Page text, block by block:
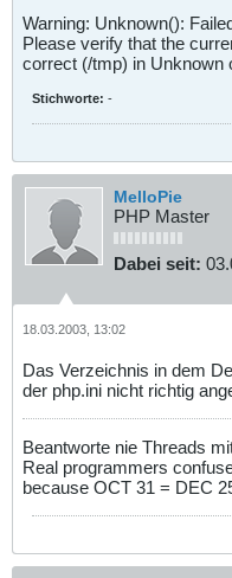
Warning: Unknown():
Please verify that the
correct (/tmp) in Unknown
Stichworte: -
MelloPie
PHP Master
Dabei seit:
18.03.2003, 13:02
Das Verzeichnis in dem
der php.ini nicht richtig
Beantworte nie Threads
Real programmers
because OCT 31 = DEC